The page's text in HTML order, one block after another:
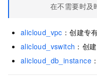
在不需要时及
alicloud_vpc ：创建专
alicloud_vswitch ：创
alicloud_db_instance